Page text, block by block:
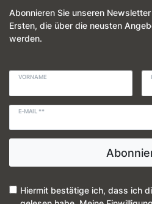
Abonnieren Sie unseren
Ersten, die über die neusten
werden.
VORNAME
E-MAIL **
Hiermit bestätige ich, dass ich